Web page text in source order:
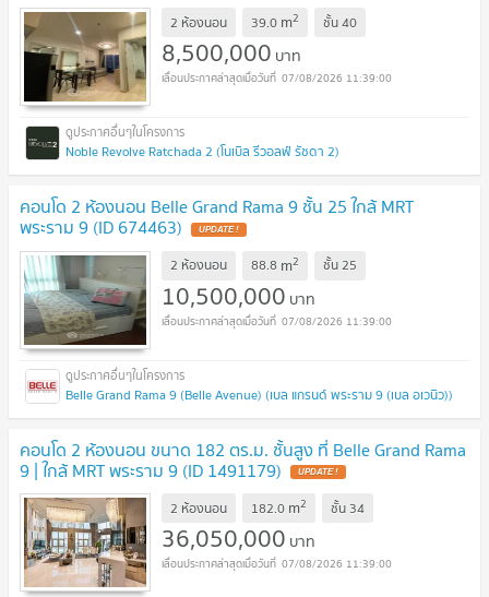
2 ห้องนอน 39.0 m2 ชั้น40
8,500,000 บาท
07/08/2026 11:39:00
Noble Revolve Ratchada 2 (โนเบิล รีวอลฟ์ รัชดา 2)
คอนโด 2 ห้องนอน Belle Grand Rama 9 ชั้น 25 ใกล้ MRT
พระราม 9 (ID 674463) UPDATE !
2 ห้องนอน 88.8 m2 ชั้น25
10,500,000 บาท
07/08/2026 11:39:00
Belle Grand Rama 9 (Belle Avenue) (เบล แกรนด์ พระราม 9 (เบล อเวนิว))
คอนโด 2 ห้องนอน ขนาด 182 ตร.ม. ชั้นสูง ที่ Belle Grand Rama
9 | ใกล้ MRT พระราม 9 (ID 1491179) UPDATE !
2 ห้องนอน 182.0 m2 ชั้น 34
36,050,000 บาท
07/08/2026 11:39:00